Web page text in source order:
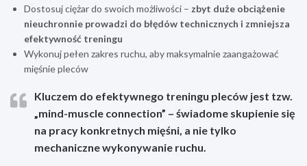
Dostosuj ciężar do swoich możliwości – zbyt duże obciążenie
nieuchronnie prowadzi do błędów technicznych i zmniejsza
efektywność treningu
Wykonuj pełen zakres ruchu, aby maksymalnie zaangażować
mięśnie pleców
Kluczem do efektywnego treningu pleców jest tzw.
„mind-muscle connection” – świadome skupienie się
na pracy konkretnych mięśni, a nie tylko
mechaniczne wykonywanie ruchu.